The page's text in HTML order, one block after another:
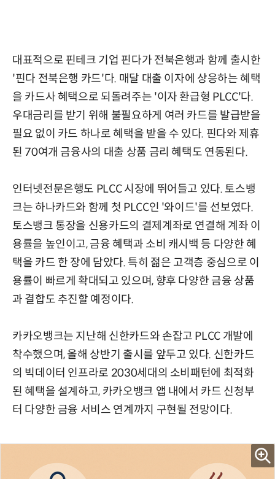
대표적으로 핀테크 기업 핀다가 전북은행과 함께 출시한
'핀다 전북은행 카드'다. 매달 대출 이자에 상응하는 혜택
을 카드사 혜택으로 되돌려주는 '이자 환급형 PLCC'다.
우대금리를 받기 위해 불필요하게 여러 카드를 발급받을
필요 없이 카드 하나로 혜택을 받을 수 있다. 핀다와 제휴
된 70여개 금융사의 대출 상품 금리 혜택도 연동된다.
인터넷전문은행도 PLCC 시장에 뛰어들고 있다. 토스뱅
크는 하나카드와 함께 첫 PLCC인 '와이드'를 선보였다.
토스뱅크 통장을 신용카드의 결제계좌로 연결해 계좌 이
용률을 높인이고, 금융 혜택과 소비 캐시백 등 다양한 혜
택을 카드 한 장에 담았다. 특히 젊은 고객층 중심으로 이
용률이 빠르게 확대되고 있으며, 향후 다양한 금융 상품
과 결합도 추진할 예정이다.
카카오뱅크는 지난해 신한카드와 손잡고 PLCC 개발에
착수했으며, 올해 상반기 출시를 앞두고 있다. 신한카드
의 빅데이터 인프라로 2030세대의 소비패턴에 최적화
된 혜택을 설계하고, 카카오뱅크 앱 내에서 카드 신청부
터 다양한 금융 서비스 연계까지 구현될 전망이다.